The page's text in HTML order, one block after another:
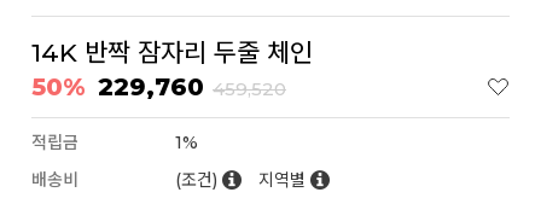
14K 반짝 잠자리 두줄 체인
50% 229,760 459,520
적립금
1%
배송비
(조건) 지역별